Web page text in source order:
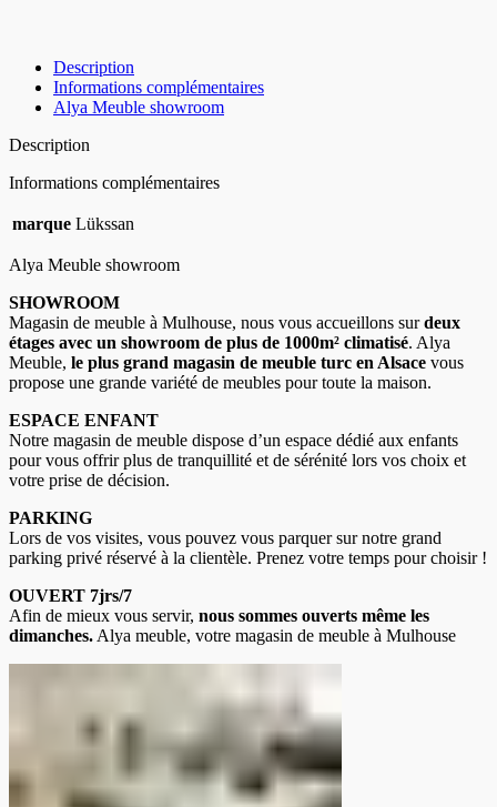
Description
Informations complémentaires
Alya Meuble showroom
Description
Informations complémentaires
marque Lükssan
Alya Meuble showroom
SHOWROOM
Magasin de meuble à Mulhouse, nous vous accueillons surdeux
étages avec un showroom de plus de 1000m² climatisé. Alya
Meuble, le plus grand magasin de meuble turc en Alsace vous
propose une grande variété de meubles pour toute la maison.
ESPACE ENFANT
Notre magasin de meuble dispose d’un espace dédié aux enfants
pour vous offrir plus de tranquillité et de sérénité lors vos choix et
votre prise de décision.
PARKING
Lors de vos visites, vous pouvez vous parquer sur notre grand
parking privé réservé à la clientèle. Prenez votre temps pour choisir !
OUVERT 7jrs/7
Afin de mieux vous servir, nous sommes ouverts même les
dimanches. Alya meuble, votre magasin de meuble à Mulhouse